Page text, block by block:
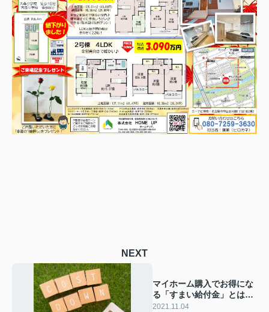
NEXT
マイホーム購入でお得にな
る「すまい給付金」とは？
受給条件や申請方法もご紹
2021.11.04